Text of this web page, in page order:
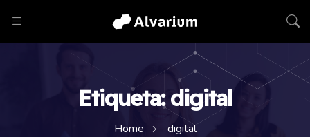
Etiqueta:digital
Home digital